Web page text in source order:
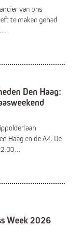
van ons
te maken gehad
Den Haag:
Haag en de A4. De
Week 2026